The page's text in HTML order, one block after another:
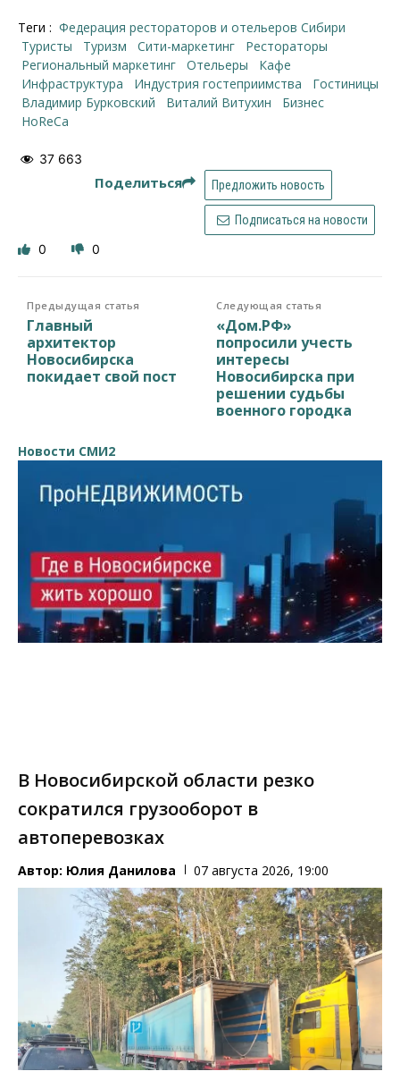
Теги :
Федерация рестораторов и отельеров Сибири
туристы
туризм сити-маркетинг
рестораторы
региональный маркетинг
отельеры
кафе
инфраструктура
индустрия гостеприимства
гостиницы
Владимир Бурковский
Виталий Витухин
бизнес
HoReCa
37 663
Поделиться Предложить новость
Подписаться на новости
0 0
Предыдущая статья
Главный
архитектор
Новосибирска
покидает свой пост
Следующая статья
«Дом.РФ»
попросили учесть
интересы
Новосибирска при
решении судьбы
военного городка
Новости СМИ2
В Новосибирской области резко
сократился грузооборот в
автоперевозках
Автор: Юлия Данилова 07 августа 2026, 19:00